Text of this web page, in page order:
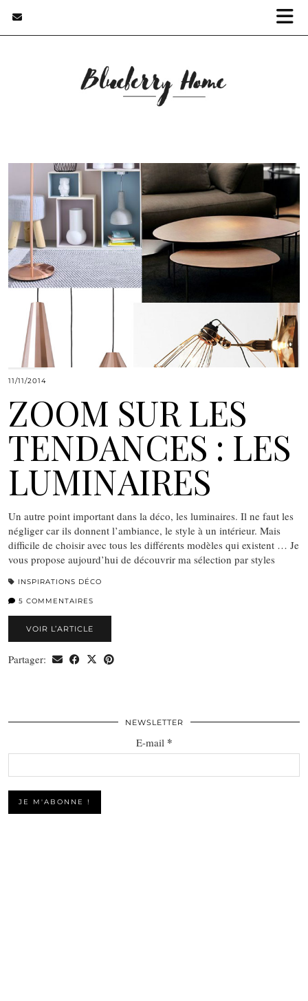
11/11/2014
ZOOM SUR LES
TENDANCES : LES
LUMINAIRES
Un autre point important dans la déco, les luminaires. Il ne faut les
négliger car ils donnent l’ambiance, le style à un intérieur. Mais
difficile de choisir avec tous les différents modèles qui existent … Je
vous propose aujourd’hui de découvrir ma sélection par styles
INSPIRATIONS DÉCO
5 COMMENTAIRES
VOIR L’ARTICLE
Partager:
NEWSLETTER
E-mail *